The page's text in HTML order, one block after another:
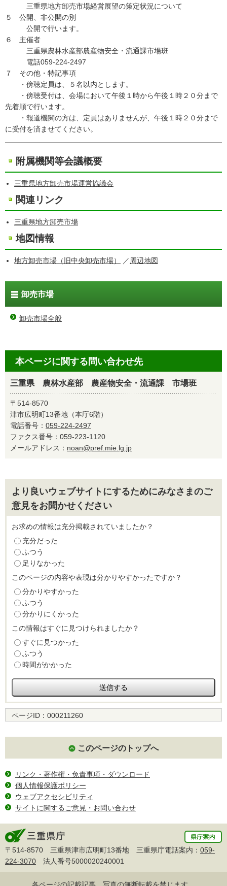
三重県地方卸売市場経営展望の策定状況について
５ 公開、非公開の別
公開で行います。
６ 主催者
三重県農林水産部農産物安全・流通課市場班
電話059-224-2497
７ その他・特記事項
・傍聴定員は、５名以内とします。
・傍聴受付は、会場において午後１時から午後１時２０分まで
先着順で行います。
・報道機関の方は、定員はありませんが、午後１時２０分まで
に受付を済ませてください。
附属機関等会議概要
三重県地方卸売市場運営協議会
関連リンク
三重県地方卸売市場
地図情報
地方卸売市場（旧中央卸売市場） ／ 周辺地図
卸売市場
卸売市場全般
本ページに関する問い合わせ先
三重県 農林水産部 農産物安全・流通課 市場班
〒514-8570
津市広明町13番地（本庁6階）
電話番号： 059-224-2497
ファクス番号：059-223-1120
メールアドレス： noan@pref.mie.lg.jp
より良いウェブサイトにするためにみなさまのご
意見をお聞かせください
お求めの情報は充分掲載されていましたか？
充分だった
ふつう
足りなかった
このページの内容や表現は分かりやすかったですか？
分かりやすかった
ふつう
分かりにくかった
この情報はすぐに見つけられましたか？
すぐに見つかった
ふつう
時間がかかった
ページID： 000211260
このページのトップへ
リンク・著作権・免責事項・ダウンロード
個人情報保護ポリシー
ウェブアクセシビリティ
サイトに関するご意見・お問い合わせ
〒514-8570 三重県津市広明町13番地 三重県庁電話案内： 059-
224-3070 法人番号5000020240001